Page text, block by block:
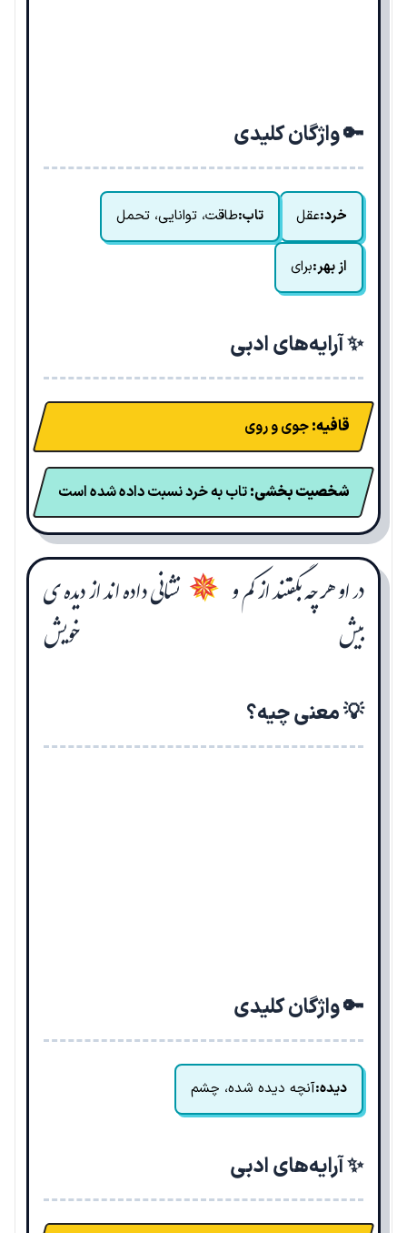
🔑 واژگان کلیدی
خرد:عقل تاب:طاقت، توانایی، تحمل
از بهر:برای
✨ آرایه‌های ادبی
قافیه:جوی و روی
شخصیت بخشی:تاب به خرد نسبت داده شده است
در او هر چه بگفتند از کم و
بیش
✵نشانی داده اند از دیده ی
خویش
💡 معنی چیه؟
🔑 واژگان کلیدی
دیده:آنچه دیده شده، چشم
✨ آرایه‌های ادبی